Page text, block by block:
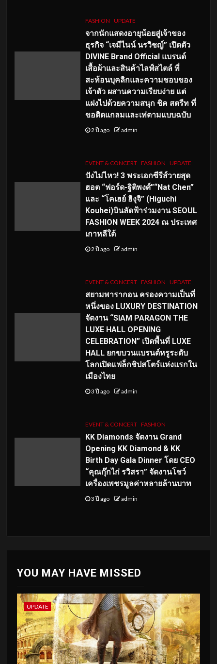
FASHION UPDATE
จากนักแสดงอายุน้อยสู่เจ้าของ
ธุรกิจ “เจมีไนน์ นรวิชญ์” เปิดตัว
DIVINE Brand Official แบรนด์
เสื้อผ้าและสินค้าไลฟ์สไตล์ ที่
สะท้อนบุคลิกและความชอบของ
เจ้าตัว ผสานความเรียบง่าย แต่
แฝงไปด้วยความสนุก ชิค สตรีท ที่
ขอติดแกลมและเท่ตามแบบฉบับ
2 ปี ago admin
EVENT & CONCERT FASHION UPDATE
ปังไม่ไหว! 3 พระเอกซีรีส์วายสุด
ฮอต “ฟอร์ด-ฐิติพงศ์”“Nat Chen”
และ “โคเฮย์ ฮิงุจิ” (Higuchi
Kouhei)บินลัดฟ้าร่วมงาน SEOUL
FASHION WEEK 2024 ณ ประเทศ
เกาหลีใต้
2 ปี ago admin
EVENT & CONCERT FASHION UPDATE
สยามพารากอน ครองความเป็นที่
หนึ่งของ LUXURY DESTINATION
จัดงาน “SIAM PARAGON THE
LUXE HALL OPENING
CELEBRATION” เปิดพื้นที่ LUXE
HALL ยกขบวนแบรนด์หรูระดับ
โลกเปิดแฟล็กชิปสโตร์แห่งแรกใน
เมืองไทย
3 ปี ago admin
EVENT & CONCERT FASHION
KK Diamonds จัดงาน Grand
Opening KK Diamond & KK
Birth Day Gala Dinner โดย CEO
“คุณกุ๊กไก่ รวิสรา” จัดงานโชว์
เครื่องเพชรมูลค่าหลายล้านบาท
3 ปี ago admin
YOU MAY HAVE MISSED
UPDATE